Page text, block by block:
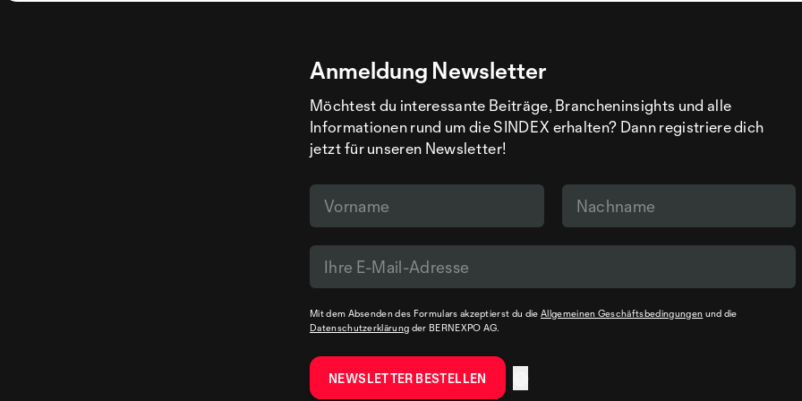
Anmeldung Newsletter
Möchtest du interessante Beiträge, Brancheninsights und alle
Informationen rund um die SINDEX erhalten? Dann registriere dich
jetzt für unseren Newsletter!
Mit dem Absenden des Formulars akzeptierst du die Allgemeinen Geschäftsbedingungen und die
Datenschutzerklärung der BERNEXPO AG.